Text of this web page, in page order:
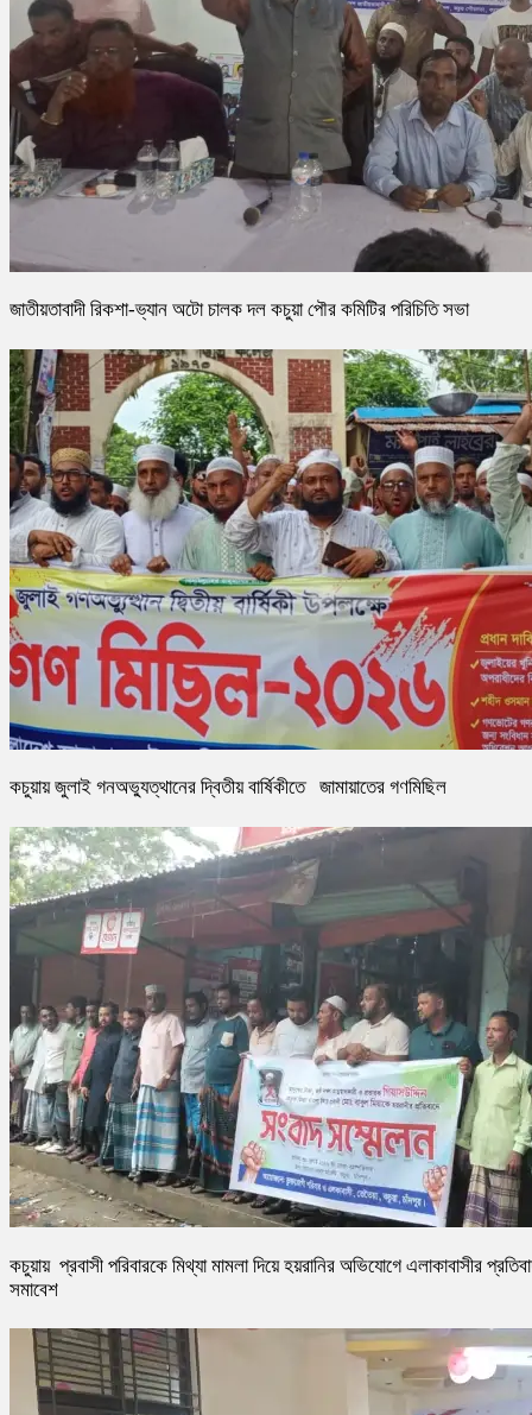
জাতীয়তাবাদী রিকশা-ভ্যান অটো চালক দল কচুয়া পৌর কমিটির পরিচিতি সভা
কচুয়ায় জুলাই গনঅভ্যুত্থানের দ্বিতীয় বার্ষিকীতে জামায়াতের গণমিছিল
কচুয়ায় প্রবাসী পরিবারকে মিথ্যা মামলা দিয়ে হয়রানির অভিযোগে এলাকাবাসীর
সমাবেশ